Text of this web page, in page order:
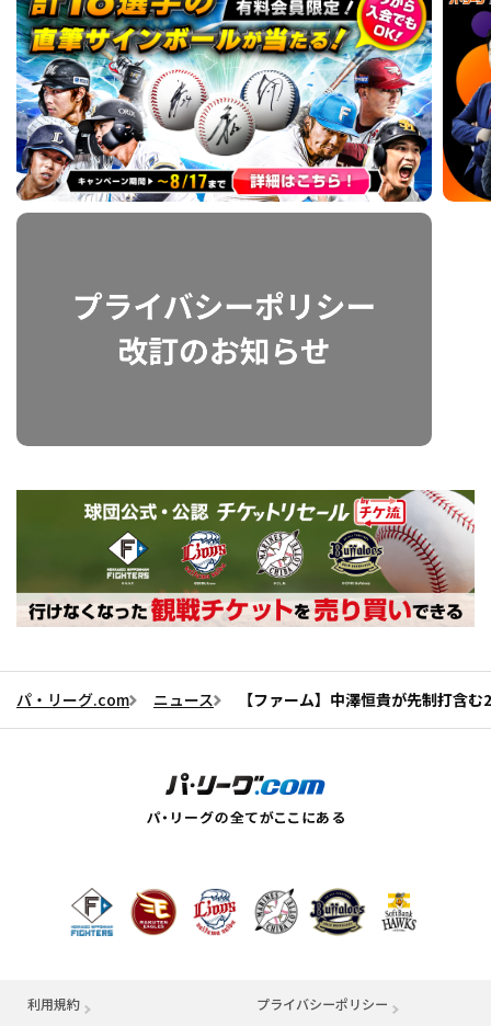
パ・リーグ.com ニュース 【ファーム】中澤恒貴が先制打含
利用規約 プライバシーポリシー